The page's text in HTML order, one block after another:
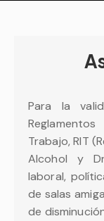
Para la
Trabajo, RIT
Alcohol y
laboral,
de salas
de